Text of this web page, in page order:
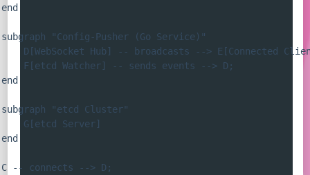
"Config-Pusher (Go Service)"
D[WebSocket Hub] -- broadcasts --> E[Connected
F[etcd Watcher] -- sends events --> D;
"etcd Cluster"
G[etcd Server]
-- connects --> D;